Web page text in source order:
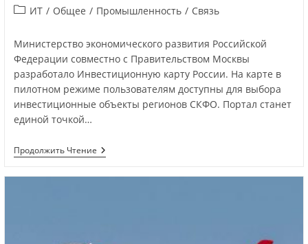
ИТ / Общее / Промышленность / Связь
Министерство экономического развития Российской
Федерации совместно с Правительством Москвы
разработало Инвестиционную карту России. На карте в
пилотном режиме пользователям доступны для выбора
инвестиционные объекты регионов СКФО. Портал станет
единой точкой…
Продолжить Чтение